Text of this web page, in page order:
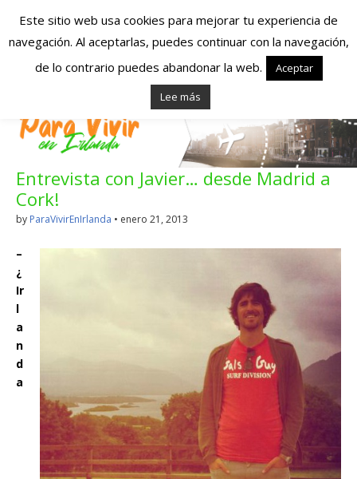
Españoles en
Irlanda – Vivir en
Irlanda – Trabajo
en Irlanda –
Alojamiento en
Irlanda
Blog dedicado a los que viven, estudian y trabajan en
Irlanda!
Entrevista con Javier… desde Madrid a
Cork!
by ParaVivirEnIrlanda • enero 21, 2013
–
¿
Ir
l
a
n
d
a
Este sitio web usa cookies para mejorar tu experiencia de
navegación. Al aceptarlas, puedes continuar con la navegación,
de lo contrario puedes abandonar la web.
Aceptar
Lee más